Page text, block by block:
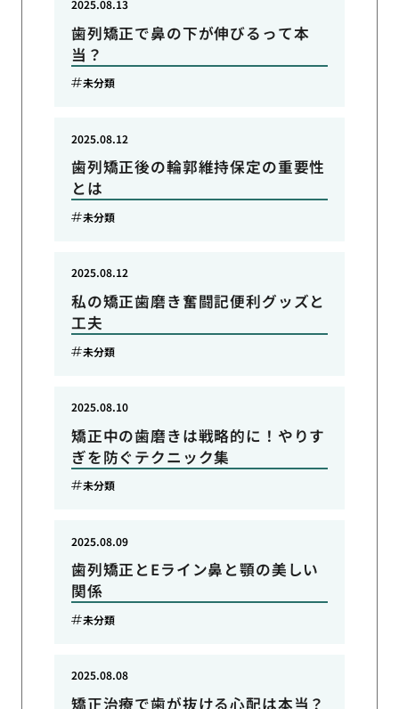
歯列矯正で鼻の下が伸びるって本
当？
2025.08.13
未分類
歯列矯正後の輪郭維持保定の重要性
とは
2025.08.12
未分類
私の矯正歯磨き奮闘記便利グッズと
工夫
2025.08.12
未分類
矯正中の歯磨きは戦略的に！やりす
ぎを防ぐテクニック集
2025.08.10
未分類
歯列矯正とEライン鼻と顎の美しい
関係
2025.08.09
未分類
矯正治療で歯が抜ける心配は本当？
2025.08.08